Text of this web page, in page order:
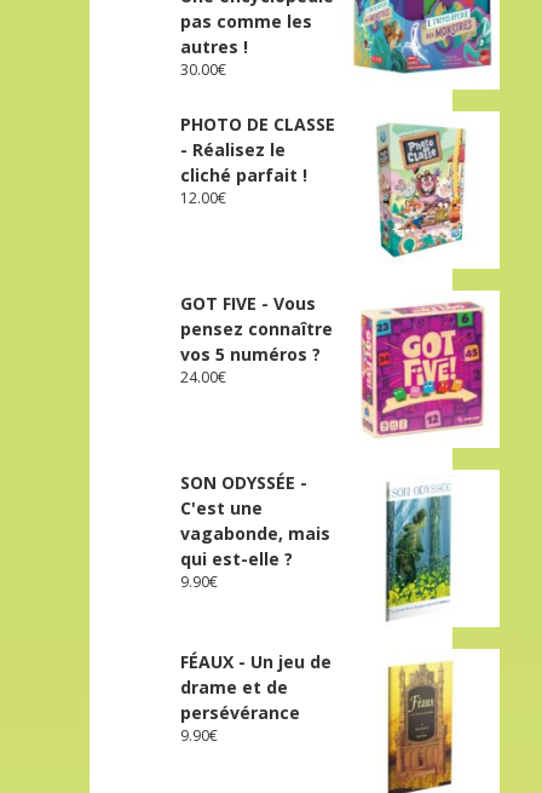
pas comme les
autres !
30.00€
PHOTO DE CLASSE
- Réalisez le
cliché parfait !
12.00€
GOT FIVE - Vous
pensez connaître
vos 5 numéros ?
24.00€
SON ODYSSÉE -
C'est une
vagabonde, mais
qui est-elle ?
9.90€
FÉAUX - Un jeu de
drame et de
persévérance
9.90€